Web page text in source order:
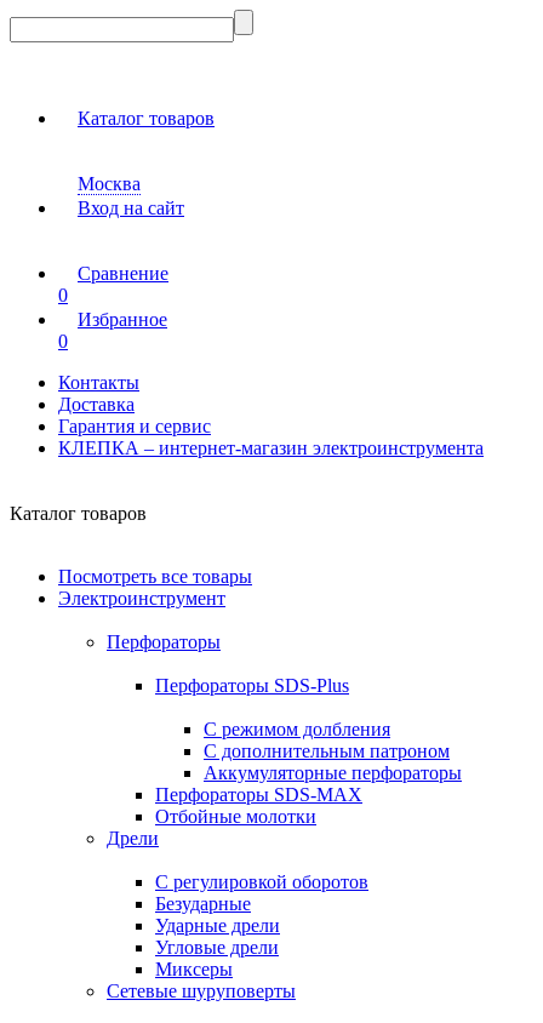
Каталог товаров
Москва
Вход на сайт
Сравнение
0
Избранное
0
Контакты
Доставка
Гарантия и сервис
КЛЕПКА – интернет-магазин электроинструмента
Каталог товаров
Посмотреть все товары
Электроинструмент
Перфораторы
Перфораторы SDS-Plus
С режимом долбления
С дополнительным патроном
Аккумуляторные перфораторы
Перфораторы SDS-MAX
Отбойные молотки
Дрели
С регулировкой оборотов
Безударные
Ударные дрели
Угловые дрели
Миксеры
Сетевые шуруповерты